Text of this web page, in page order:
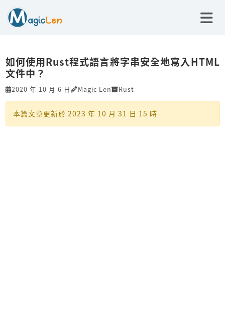
如何使用Rust程式語言將字串安全地寫入HTML
文件中？
2020 年 10 月 6 日 Magic Len Rust
本篇文章更新於 2023 年 10 月 31 日 15 時